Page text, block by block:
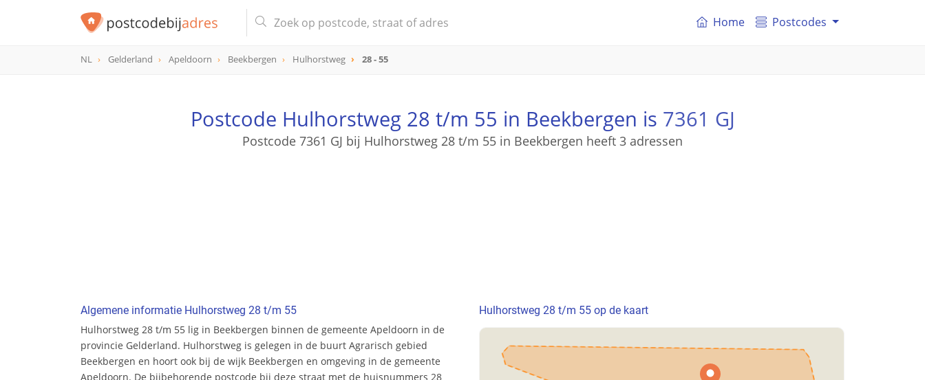
Home Postcodes
NL Gelderland Apeldoorn Beekbergen Hulhorstweg 28 - 55
Postcode Hulhorstweg 28 t/m 55 in Beekbergen is 7361 GJ
Postcode 7361 GJ bij Hulhorstweg 28 t/m 55 in Beekbergen heeft 3 adressen
Algemene informatie Hulhorstweg 28 t/m 55
Hulhorstweg 28 t/m 55 lig in Beekbergen binnen de gemeente Apeldoorn in de
provincie Gelderland. Hulhorstweg is gelegen in de buurt Agrarisch gebied
Beekbergen en hoort ook bij de wijk Beekbergen en omgeving in de gemeente
Apeldoorn. De bijbehorende postcode bij deze straat met de huisnummers 28
Hulhorstweg 28 t/m 55 op de kaart